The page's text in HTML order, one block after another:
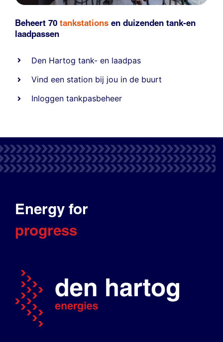
Beheert 70 tankstations en duizenden tank-en
laadpassen
Den Hartog tank- en laadpas
Vind een station bij jou in de buurt
Inloggen tankpasbeheer
Energy for
progress